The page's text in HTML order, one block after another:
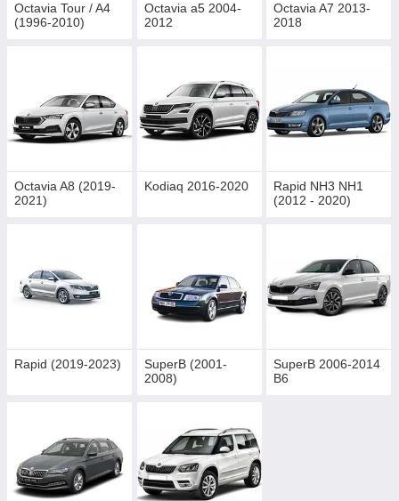
Octavia Tour / A4
(1996-2010)
Octavia a5 2004-
2012
Octavia A7 2013-
2018
Octavia A8 (2019-
2021)
Kodiaq 2016-2020
Rapid NH3 NH1
(2012 - 2020)
Rapid (2019-2023)
SuperB (2001-
2008)
SuperB 2006-2014
B6